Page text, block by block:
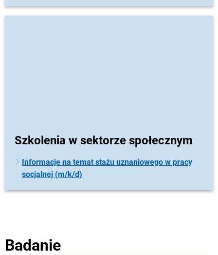
Szkolenia w sektorze społecznym
Informacje na temat stażu uznaniowego w pracy
socjalnej (m/k/d)
Badanie